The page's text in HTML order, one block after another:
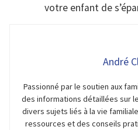
votre enfant de
André
Passionné par le soutien aux
des informations détaillées sur
divers sujets liés à la vie
ressources et des conseils